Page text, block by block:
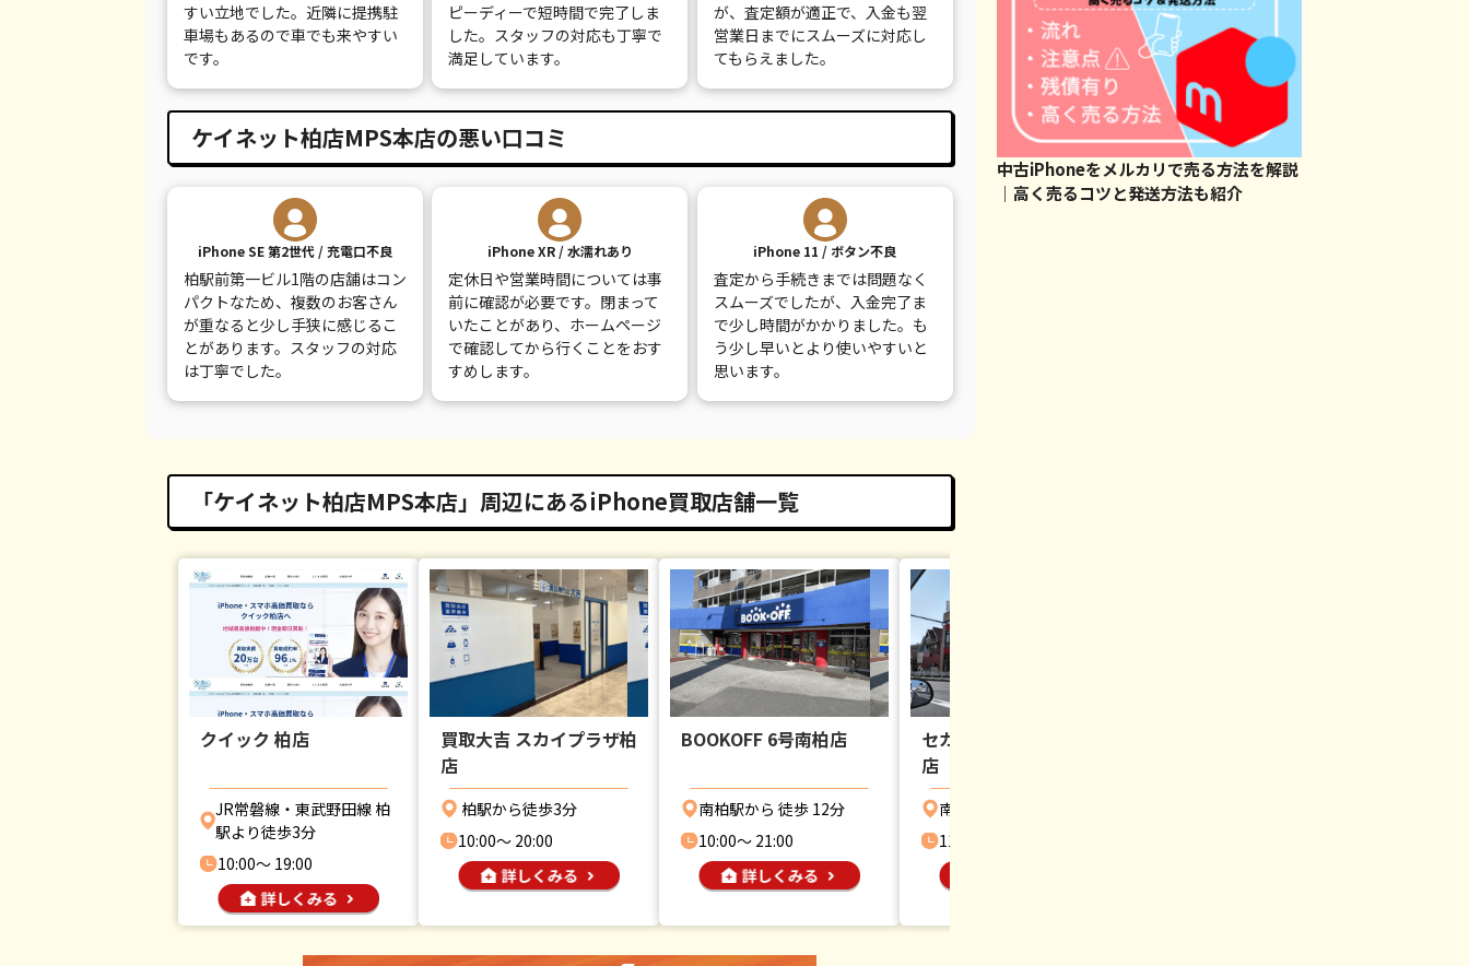
iPhone 8
iPhone 7
iPhone 7 Plus
都度見積(非公開)
都度見積(非公開)
¥9,100
¥7,800
¥12,100
¥8,000
¥12,000
¥8,500
¥7,500
¥12,000
¥5,000
¥2,000
すい立地でした。近隣に提携駐
車場もあるので車でも来やすい
です。
ピーディーで短時間で完了しま
した。スタッフの対応も丁寧で
満足しています。
が、査定額が適正で、入金も翌
営業日までにスムーズに対応し
てもらえました。
ケイネット柏店MPS本店の悪い口コミ
iPhone SE 第2世代 / 充電口不良
柏駅前第一ビル1階の店舗はコン
パクトなため、複数のお客さん
が重なると少し手狭に感じるこ
とがあります。スタッフの対応
は丁寧でした。
iPhone XR / 水濡れあり
定休日や営業時間については事
前に確認が必要です。閉まって
いたことがあり、ホームページ
で確認してから行くことをおす
すめします。
iPhone 11 / ボタン不良
査定から手続きまでは問題なく
スムーズでしたが、入金完了ま
で少し時間がかかりました。も
う少し早いとより使いやすいと
思います。
「ケイネット柏店MPS本店」周辺にあるiPhone買取店舗一覧
クイック 柏店
JR常磐線・東武野田線 柏
駅より徒歩3分
10:00〜 19:00
買取大吉 スカイプラザ柏
店
柏駅から徒歩3分
10:00〜 20:00
BOOKOFF 6号南柏店
南柏駅から 徒歩 12分
10:00〜 21:00
セカンドストリート 南柏
店
南柏駅から徒歩16分
11:00〜 22:00
中古iPhoneをメルカリで売る方法を解説
｜高く売るコツと発送方法も紹介